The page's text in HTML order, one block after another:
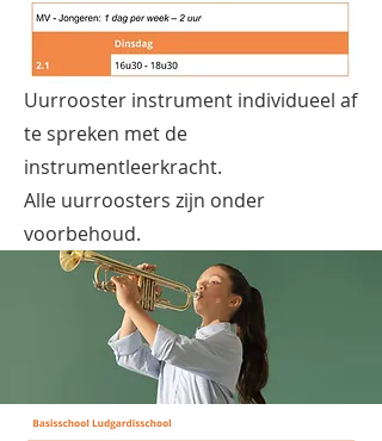
Uurrooster instrument individueel af
te spreken met de
instrumentleerkracht.
Alle uurroosters zijn onder
voorbehoud.